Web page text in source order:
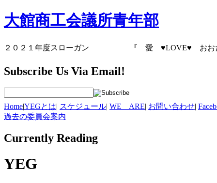
大館商工会議所青年部
２０２１年度スローガン 『 愛 ♥LOVE♥
Subscribe Us Via Email!
Home|YEGとは| スケジュール| WE ARE| お問い合わせ|
過去の委員会案内
Currently Reading
YEG